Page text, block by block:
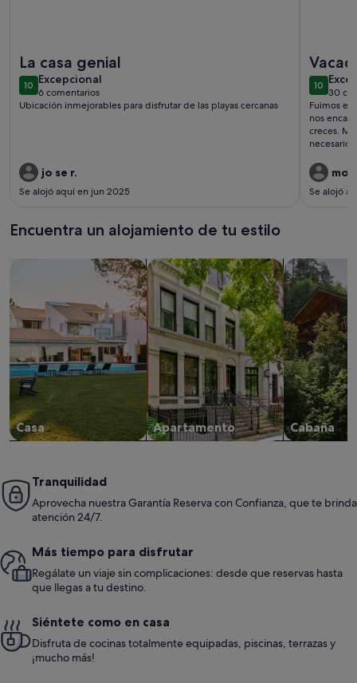
La casa genial
1010 de 10
Excepcional
excepcional
6 comentarios
(6 comentarios)
Ubicación inmejorables para disfrutar de las playas cercanas
jo se r.
Se alojó aquí en jun 2025
1010 de 10
30
(30
Fuimos en
nos
creces.
necesario
atenta y
Se alojó
Encuentra un alojamiento de tu estilo
Casa Apartamento
Busca apartamentos
Cabaña
Buscar
Tranquilidad
Aprovecha nuestra Garantía Reserva con Confianza, que te brinda
atención 24/7.
Más tiempo para disfrutar
Regálate un viaje sin complicaciones: desde que reservas hasta
que llegas a tu destino.
Siéntete como en casa
Disfruta de cocinas totalmente equipadas, piscinas, terrazas y
¡mucho más!